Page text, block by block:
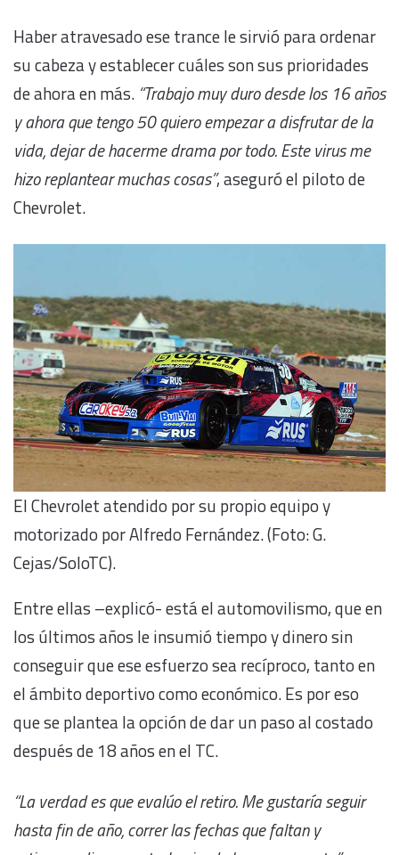
Haber atravesado ese trance le sirvió para ordenar
su cabeza y establecer cuáles son sus prioridades
de ahora en más. “Trabajo muy duro desde los 16 años
y ahora que tengo 50 quiero empezar a disfrutar de la
vida, dejar de hacerme drama por todo. Este virus me
hizo replantear muchas cosas”, aseguró el piloto de
Chevrolet.
El Chevrolet atendido por su propio equipo y
motorizado por Alfredo Fernández. (Foto: G.
Cejas/SoloTC).
Entre ellas –explicó- está el automovilismo, que en
los últimos años le insumió tiempo y dinero sin
conseguir que ese esfuerzo sea recíproco, tanto en
el ámbito deportivo como económico. Es por eso
que se plantea la opción de dar un paso al costado
después de 18 años en el TC.
“La verdad es que evalúo el retiro. Me gustaría seguir
hasta fin de año, correr las fechas que faltan y